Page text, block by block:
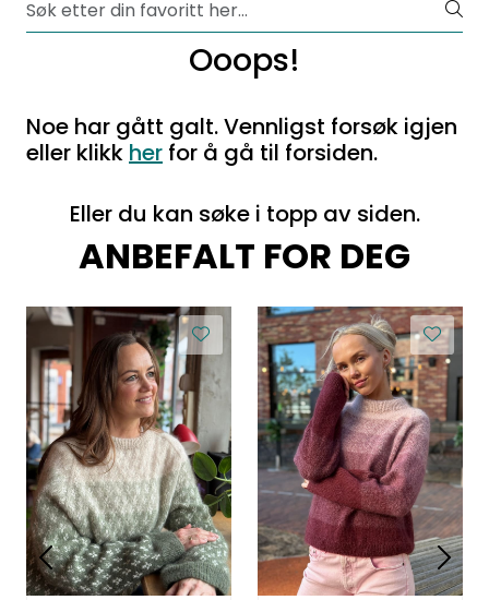
Ooops!
Noe har gått galt. Vennligst forsøk igjen
eller klikk her for å gå til forsiden.
Eller du kan søke i topp av siden.
ANBEFALT FOR DEG